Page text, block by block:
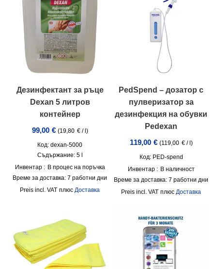
Дезинфектант за ръце
Dexan 5 литров
контейнер
99,00 € (19,80 €/ )
Код: dexan-5000
Съдържание: 5
Инвентар : В процес на поръчка
Време за доставка: 7 работни дни
incl. VAT плюс Доставка
PedSpend – дозатор с
пулверизатор за
дезинфекция на обувки
Pedexan
119,00 € (119,00 €/ )
Код: PED-spend
Инвентар : В наличност
Време за доставка: 7 работни дни
incl. VAT плюс Доставка